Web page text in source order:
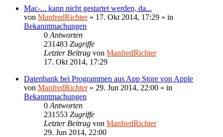
Mac-... kann nicht gestartet werden, da...
von ManfredRichter» 17. Okt 2014, 17:29 » in
Bekanntmachungen
0 Antworten
231483 Zugriffe
Letzter Beitrag von ManfredRichter
17. Okt 2014, 17:29
Datenbank bei Programmen aus App Store von Apple
von ManfredRichter» 29. Jun 2014, 22:00 » in
Bekanntmachungen
0 Antworten
231553 Zugriffe
Letzter Beitrag von ManfredRichter
29. Jun 2014, 22:00